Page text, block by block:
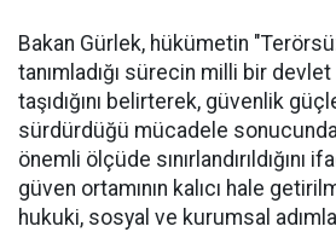
Bakan Gürlek, hükümetin
tanımladığı sürecin milli bir
taşıdığını belirterek, güvenlik
sürdürdüğü mücadele
önemli ölçüde sınırlandırıldığını
güven ortamının kalıcı hale
hukuki, sosyal ve kurumsal